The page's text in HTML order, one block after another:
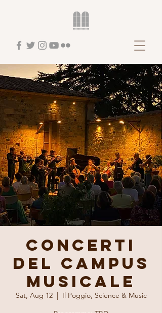
Concerti
del Campus
Musicale
Sat, Aug 12
  |
Il Poggio, Science & Music